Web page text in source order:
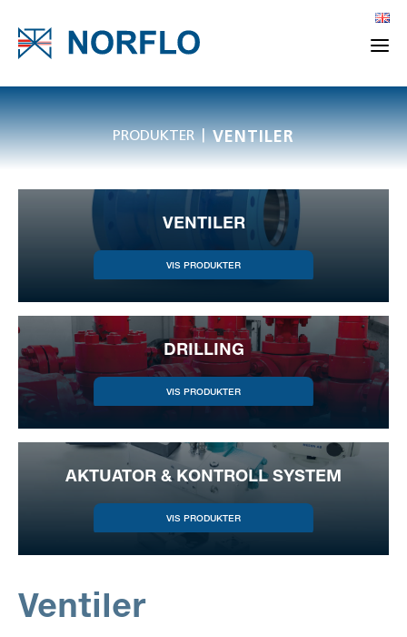
PRODUKTER | VENTILER
VENTILER
DRILLING
AKTUATOR & KONTROLL SYSTEM
Ventiler